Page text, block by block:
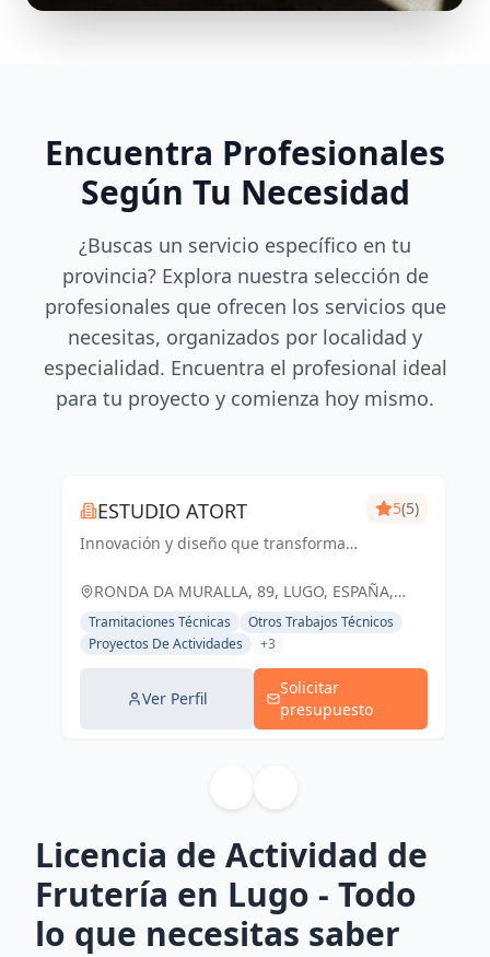
Encuentra Profesionales
Según Tu Necesidad
¿Buscas un servicio específico en tu
provincia? Explora nuestra selección de
profesionales que ofrecen los servicios que
necesitas, organizados por localidad y
especialidad. Encuentra el profesional ideal
para tu proyecto y comienza hoy mismo.
ESTUDIO ATORT
Innovación y diseño que transforman
5(5)
RONDA DA MURALLA, 89, LUGO, ESPAÑA,
España
Tramitaciones Técnicas
Otros Trabajos Técnicos
Proyectos De Actividades
+3
Ver Perfil
Solicitar
presupuesto
Licencia de Actividad de
Frutería en Lugo - Todo
lo que necesitas saber